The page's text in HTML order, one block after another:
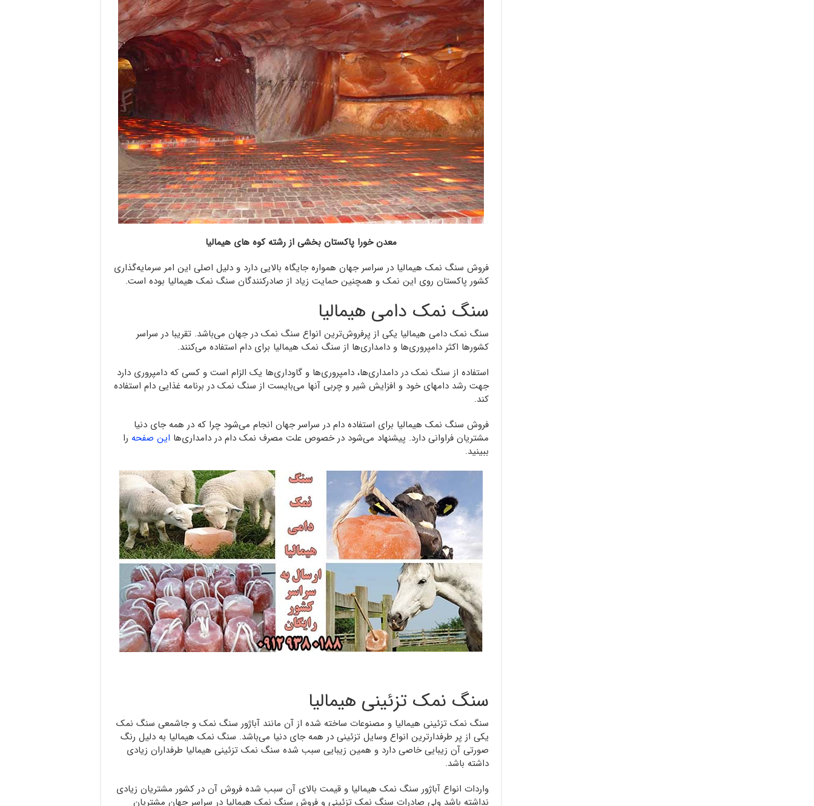
معدن خورا پاکستان بخشی از رشته کوه های هیمالیا
فروش سنگ نمک هیمالیا در سراسر جهان همواره جایگاه بالایی دارد و دلیل اصلی این امر سرمایه‌گذاری
کشور پاکستان روی این نمک و همچنین حمایت زیاد از صادرکنندگان سنگ نمک هیمالیا بوده است.
سنگ نمک دامی هیمالیا
سنگ نمک دامی هیمالیا یکی از پرفروش‌ترین انواع سنگ نمک در جهان می‌باشد. تقریبا در سراسر
کشورها اکثر دامپروری‌ها و دامداری‌ها از سنگ نمک هیمالیا برای دام استفاده می‌کنند.
استفاده از سنگ نمک در دامداری‌ها، دامپروری‌ها و گاوداری‌ها یک الزام است و کسی که دامپروری دارد
جهت رشد دامهای خود و افزایش شیر و چربی آنها می‌بایست از سنگ نمک در برنامه غذایی دام استفاده
کند.
فروش سنگ نمک هیمالیا برای استفاده دام در سراسر جهان انجام می‌شود چرا که در همه جای دنیا
مشتریان فراوانی دارد. پیشنهاد می‌شود در خصوص علت مصرف نمک دام در دامداری‌ها این صفحه را
ببینید.
سنگ نمک تزئینی هیمالیا
سنگ نمک تزئینی هیمالیا و مصنوعات ساخته شده از آن مانند آباژور سنگ نمک و جاشمعی سنگ نمک
یکی از پر طرفدارترین انواع وسایل تزئینی در همه جای دنیا می‌باشد. سنگ نمک هیمالیا به دلیل رنگ
صورتی آن زیبایی خاصی دارد و همین زیبایی سبب شده سنگ نمک تزئینی هیمالیا طرفداران زیادی
داشته باشد.
واردات انواع آباژور سنگ نمک هیمالیا و قیمت بالای آن سبب شده فروش آن در کشور مشتریان زیادی
نداشته باشد ولی صادرات سنگ نمک تزئینی و فروش سنگ نمک هیمالیا در سراسر جهان مشتریان